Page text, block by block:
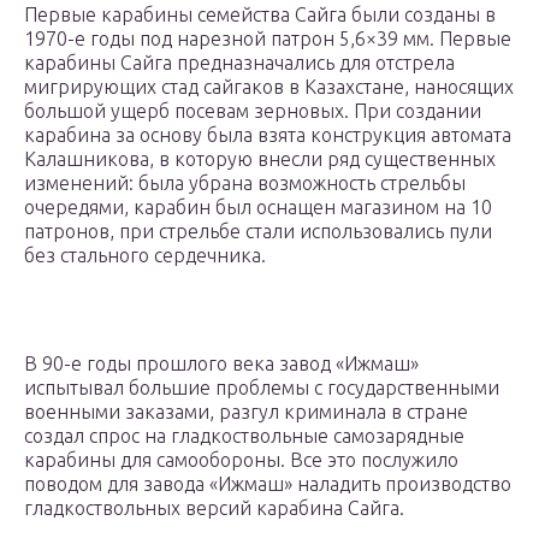
Первые карабины семейства Сайга были созданы в
1970-е годы под нарезной патрон 5,6×39 мм. Первые
карабины Сайга предназначались для отстрела
мигрирующих стад сайгаков в Казахстане, наносящих
большой ущерб посевам зерновых. При создании
карабина за основу была взята конструкция автомата
Калашникова, в которую внесли ряд существенных
изменений: была убрана возможность стрельбы
очередями, карабин был оснащен магазином на 10
патронов, при стрельбе стали использовались пули
без стального сердечника.
В 90-е годы прошлого века завод «Ижмаш»
испытывал большие проблемы с государственными
военными заказами, разгул криминала в стране
создал спрос на гладкоствольные самозарядные
карабины для самообороны. Все это послужило
поводом для завода «Ижмаш» наладить производство
гладкоствольных версий карабина Сайга.